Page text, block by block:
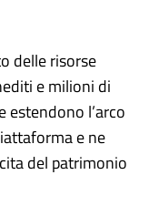
delle risorse
e milioni di
estendono l’arco
e ne
del patrimonio